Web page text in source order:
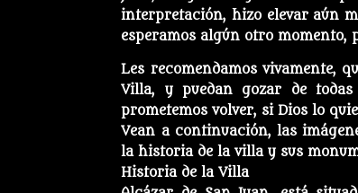
interpretación, hizo elevar aún
esperamos algún otro momento,
Les recomendamos vivamente,
Villa, y puedan gozar de todas
prometemos volver, si Dios lo
Vean a continuación, las
la historia de la villa y sus
Historia de la Villa